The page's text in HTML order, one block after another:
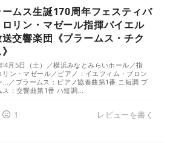
ームス生誕170周年フェスティバ
リン・マゼール指揮バイエル
送交響楽団《ブラームス・チク
4月5日（土）／横浜みなとみらいホール／指
リン・マゼール／ピアノ：イエフィム・ブロン
...／ブラームス：ピアノ協奏曲第1番 ニ短調 ブ
ス：交響曲第1番 ハ短調...
1 レビューを書く